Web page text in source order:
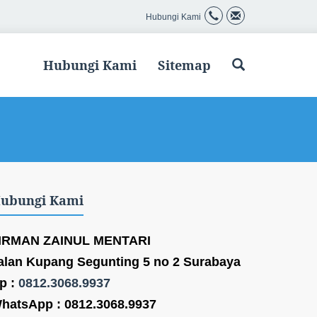
Hubungi Kami
Hubungi Kami Sitemap
Kami
ZAINUL MENTARI
Kupang Segunting 5 no 2 Surabaya
: 0812.3068.9937
: 0812.3068.9937